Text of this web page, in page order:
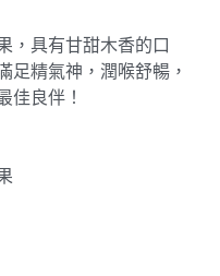
，具有甘甜木香的口
足精氣神，潤喉舒暢，
佳良伴！